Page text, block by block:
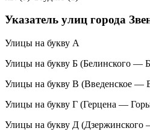
Указатель улиц города
Улицы на букву А
Улицы на букву Б (Белинского —
Улицы на букву В (Введенское —
Улицы на букву Г (Герцена —
Улицы на букву Д (Дзержинского